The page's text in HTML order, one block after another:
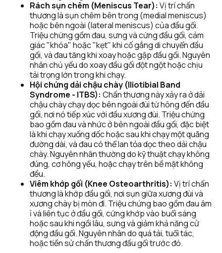
Rách sụn chêm (Meniscus Tear): Vị trí chấn
thương là sụn chêm bên trong (medial meniscus)
hoặc bên ngoài (lateral meniscus) của đầu gối.
Triệu chứng gồm đau, sưng và cứng đầu gối, cảm
giác "khóa" hoặc "kẹt" khi cố gắng di chuyển đầu
gối, và đau tăng khi xoay hoặc gập đầu gối. Nguyên
nhân chủ yếu do xoay đầu gối đột ngột hoặc chịu
tải trọng lớn trong khi chạy.
Hội chứng dải chậu chày (Iliotibial Band
Syndrome - ITBS): Chấn thương này xảy ra ở dải
chậu chày chạy dọc bên ngoài đùi từ hông đến đầu
gối, nơi nó tiếp xúc với đầu xương đùi. Triệu chứng
bao gồm đau và nhức ở bên ngoài đầu gối, đặc biệt
là khi chạy xuống dốc hoặc sau khi chạy một quãng
đường dài, và đau có thể lan tỏa dọc theo dải chậu
chày. Nguyên nhân thường do kỹ thuật chạy không
đúng, cơ hông yếu, hoặc chạy trên bề mặt không
đều.
Viêm khớp gối (Knee Osteoarthritis): Vị trí chấn
thương là khớp đầu gối, nơi sụn giữa xương đùi và
xương chày bị mòn đi. Triệu chứng bao gồm đau âm
ỉ và liên tục ở đầu gối, cứng khớp vào buổi sáng
hoặc sau khi ngồi lâu, sưng và giảm khả năng cử
động đầu gối. Nguyên nhân do quá tải, tuổi tác,
hoặc tiền sử chấn thương đầu gối trước đó.